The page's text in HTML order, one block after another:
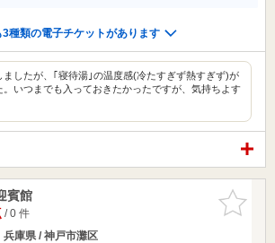
3種類の電子チケットがあります
ましたが、｢寝待湯｣の温度感(冷たすぎず熱すぎず)が
。いつまでも入っておきたかったですが、気持ちよす
お気に入
りに追加
賓館
/ 0 件
兵庫県 / 神戸市灘区